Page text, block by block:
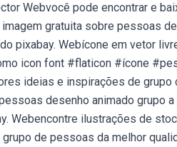
Webvocê pode encontrar e
gratuita sobre pessoas
pixabay. Webícone em vetor
icon font #flaticon #ícone
ideias e inspirações de
desenho animado grupo
Webencontre ilustrações de
de pessoas da melhor